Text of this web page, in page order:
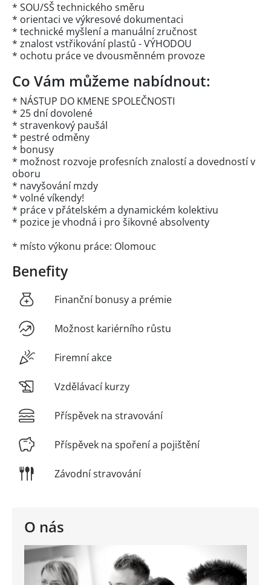
O nás
* SOU/SŠ technického směru
* orientaci ve výkresové dokumentaci
* technické myšlení a manuální zručnost
* znalost vstřikování plastů - VÝHODOU
* ochotu práce ve dvousměnném provoze
Co Vám můžeme nabídnout:
* NÁSTUP DO KMENE SPOLEČNOSTI
* 25 dní dovolené
* stravenkový paušál
* pestré odměny
* bonusy
* možnost rozvoje profesních znalostí a dovedností v
oboru
* navyšování mzdy
* volné víkendy!
* práce v přátelském a dynamickém kolektivu
* pozice je vhodná i pro šikovné absolventy
* místo výkonu práce: Olomouc
Benefity
Finanční bonusy a prémie
Možnost kariérního růstu
Firemní akce
Vzdělávací kurzy
Příspěvek na stravování
Příspěvek na spoření a pojištění
Závodní stravování